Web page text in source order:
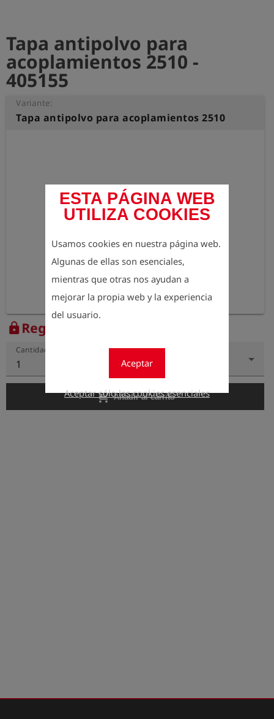
ESTA PÁGINA WEB
UTILIZA COOKIES
Usamos cookies en nuestra página web.
Algunas de ellas son esenciales,
mientras que otras nos ayudan a
mejorar la propia web y la experiencia
del usuario.
Aceptar
Aceptar sólo las cookies esenciales
Tapa antipolvo para
acoplamientos 2510 -
405155
Variante:
Tapa antipolvo para acoplamientos 2510
lockRegístrese para ver el precio
Cantidad
1
add_shopping_cart Añadir al carrito